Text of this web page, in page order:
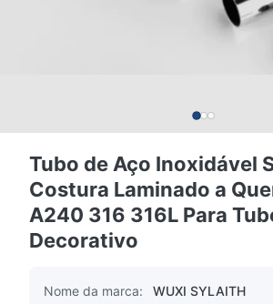
Tubo de Aço Inoxidável
Costura Laminado a
A240 316 316L Para
Decorativo
Nome da marca:
WUXI SYLAITH